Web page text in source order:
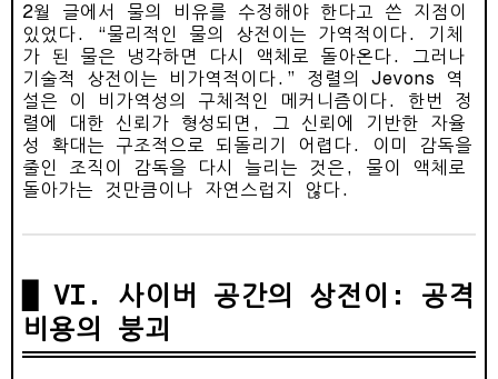
2월 글에서 물의 비유를 수정해야 한다고 쓴 지점이
있었다. “물리적인 물의 상전이는 가역적이다. 기체
가 된 물은 냉각하면 다시 액체로 돌아온다. 그러나
기술적 상전이는 비가역적이다.” 정렬의 Jevons 역
설은 이 비가역성의 구체적인 메커니즘이다. 한번 정
렬에 대한 신뢰가 형성되면, 그 신뢰에 기반한 자율
성 확대는 구조적으로 되돌리기 어렵다. 이미 감독을
줄인 조직이 감독을 다시 늘리는 것은, 물이 액체로
돌아가는 것만큼이나 자연스럽지 않다.
VI. 사이버 공간의 상전이: 공격
비용의 붕괴